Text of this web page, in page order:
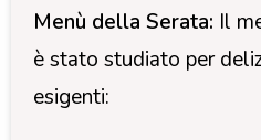
Menù della Serata: Il
è stato studiato per
esigenti: